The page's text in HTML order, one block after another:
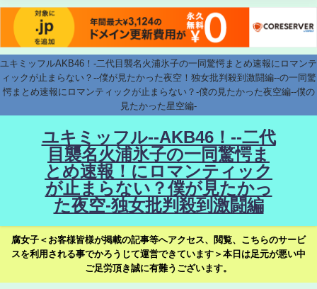
ユキミッフルAKB46！-二代目襲名火浦氷子の一同驚愕まとめ速報にロマンテ
ィックが止まらない？--僕が見たかった夜空！独女批判殺到激闘編--の一同驚
愕まとめ速報にロマンティックが止まらない？-僕の見たかった夜空編--僕の
見たかった星空編-
ユキミッフル--AKB46！--二代
目襲名火浦氷子の一同驚愕ま
とめ速報！にロマンティック
が止まらない？僕が見たかっ
た夜空-独女批判殺到激闘編
腐女子＜お客様皆様が掲載の記事等へアクセス、閲覧、こちらのサービ
スを利用される事でかろうじて運営できています＞本日は足元が悪い中
ご足労頂き誠に有難うございます。